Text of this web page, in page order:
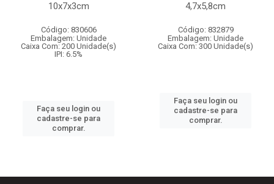
10x7x3cm
Código: 830606
Embalagem: Unidade
Caixa Com: 200 Unidade(s)
IPI: 6.5%
Faça seu login ou
cadastre-se para
comprar.
4,7x5,8cm
Código: 832879
Embalagem: Unidade
Caixa Com: 300 Unidade(s)
Faça seu login ou
cadastre-se para
comprar.